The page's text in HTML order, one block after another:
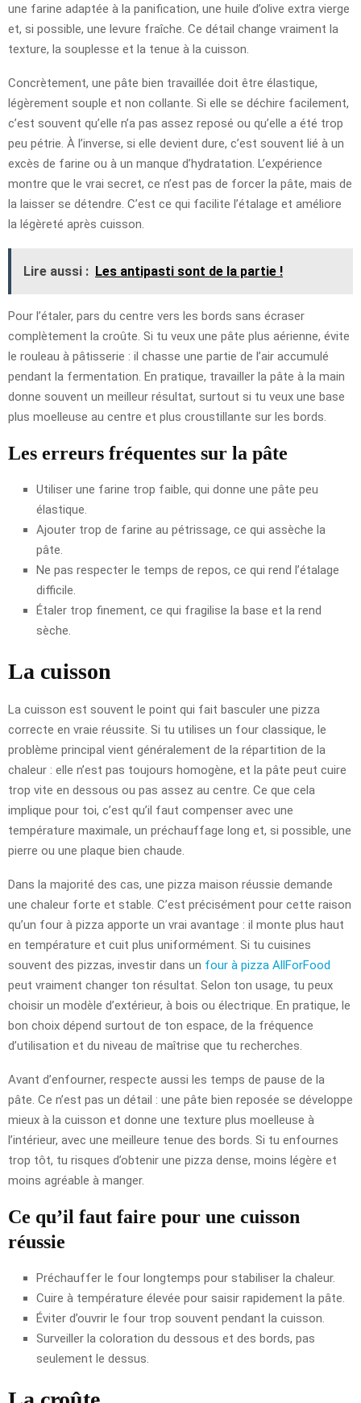
une farine adaptée à la panification, une huile d’olive extra vierge
et, si possible, une levure fraîche. Ce détail change vraiment la
texture, la souplesse et la tenue à la cuisson.
Concrètement, une pâte bien travaillée doit être élastique,
légèrement souple et non collante. Si elle se déchire facilement,
c’est souvent qu’elle n’a pas assez reposé ou qu’elle a été trop
peu pétrie. À l’inverse, si elle devient dure, c’est souvent lié à un
excès de farine ou à un manque d’hydratation. L’expérience
montre que le vrai secret, ce n’est pas de forcer la pâte, mais de
la laisser se détendre. C’est ce qui facilite l’étalage et améliore
la légèreté après cuisson.
Lire aussi : Les antipasti sont de la partie !
Pour l’étaler, pars du centre vers les bords sans écraser
complètement la croûte. Si tu veux une pâte plus aérienne, évite
le rouleau à pâtisserie : il chasse une partie de l’air accumulé
pendant la fermentation. En pratique, travailler la pâte à la main
donne souvent un meilleur résultat, surtout si tu veux une base
plus moelleuse au centre et plus croustillante sur les bords.
Les erreurs fréquentes sur la pâte
Utiliser une farine trop faible, qui donne une pâte peu
élastique.
Ajouter trop de farine au pétrissage, ce qui assèche la
pâte.
Ne pas respecter le temps de repos, ce qui rend l’étalage
difficile.
Étaler trop finement, ce qui fragilise la base et la rend
sèche.
La cuisson
La cuisson est souvent le point qui fait basculer une pizza
correcte en vraie réussite. Si tu utilises un four classique, le
problème principal vient généralement de la répartition de la
chaleur : elle n’est pas toujours homogène, et la pâte peut cuire
trop vite en dessous ou pas assez au centre. Ce que cela
implique pour toi, c’est qu’il faut compenser avec une
température maximale, un préchauffage long et, si possible, une
pierre ou une plaque bien chaude.
Dans la majorité des cas, une pizza maison réussie demande
une chaleur forte et stable. C’est précisément pour cette raison
qu’un four à pizza apporte un vrai avantage : il monte plus haut
en température et cuit plus uniformément. Si tu cuisines
souvent des pizzas, investir dans un four à pizza AllForFood
peut vraiment changer ton résultat. Selon ton usage, tu peux
choisir un modèle d’extérieur, à bois ou électrique. En pratique, le
bon choix dépend surtout de ton espace, de la fréquence
d’utilisation et du niveau de maîtrise que tu recherches.
Avant d’enfourner, respecte aussi les temps de pause de la
pâte. Ce n’est pas un détail : une pâte bien reposée se développe
mieux à la cuisson et donne une texture plus moelleuse à
l’intérieur, avec une meilleure tenue des bords. Si tu enfournes
trop tôt, tu risques d’obtenir une pizza dense, moins légère et
moins agréable à manger.
Ce qu’il faut faire pour une cuisson
réussie
Préchauffer le four longtemps pour stabiliser la chaleur.
Cuire à température élevée pour saisir rapidement la pâte.
Éviter d’ouvrir le four trop souvent pendant la cuisson.
Surveiller la coloration du dessous et des bords, pas
seulement le dessus.